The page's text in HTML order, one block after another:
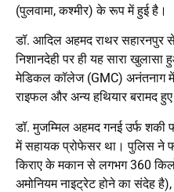
(पुलवामा, कश्मीर) के रूप में हुई है।
डॉ. आदिल अहमद राथर सहारनपुर
निशानदेही पर ही यह सारा
मेडिकल कॉलेज (GMC) अनंतनाग
राइफल और अन्य हथियार बरामद
डॉ. मुजम्मिल अहमद गनई उर्फ शकी
में सहायक प्रोफेसर था। पुलिस ने
किराए के मकान से लगभग 360
अमोनियम नाइट्रेट होने का संदेह